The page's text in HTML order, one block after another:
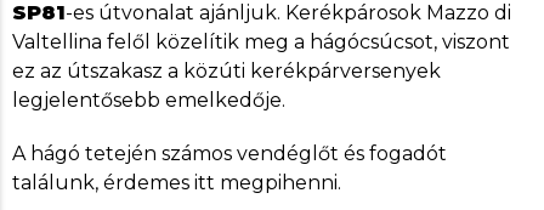
SP81-es útvonalat ajánljuk. Kerékpárosok Mazzo di
Valtellina felől közelítik meg a hágócsúcsot, viszont
ez az útszakasz a közúti kerékpárversenyek
legjelentősebb emelkedője.
A hágó tetején számos vendéglőt és fogadót
találunk, érdemes itt megpihenni.